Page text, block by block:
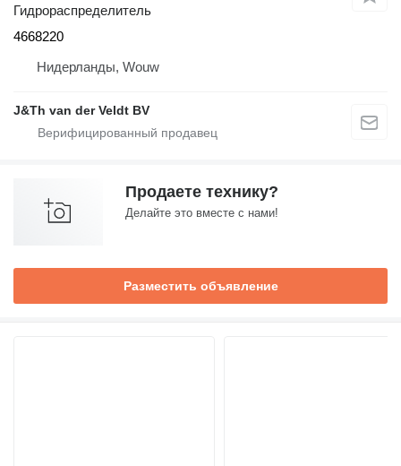
Гидрораспределитель
4668220
Нидерланды, Wouw
J&Th van der Veldt BV
Продаете технику?
Делайте это вместе с нами!
Разместить объявление